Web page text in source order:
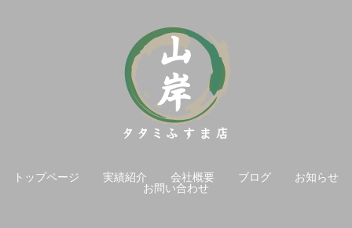
トップページ 実績紹介 会社概要 ブログ
お知らせ
お問い合わせ